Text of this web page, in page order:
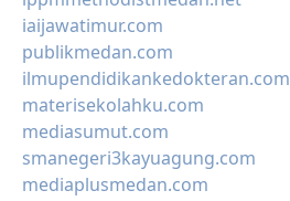
iaijawatimur.com
publikmedan.com
ilmupendidikankedokteran.com
materisekolahku.com
mediasumut.com
smanegeri3kayuagung.com
mediaplusmedan.com